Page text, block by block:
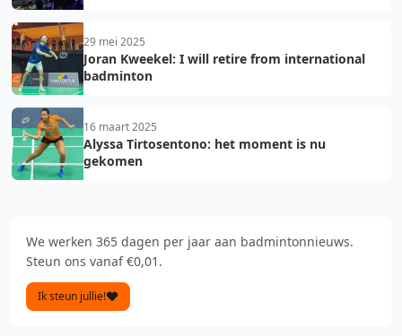
29 mei 2025
Joran Kweekel: I will retire from international
badminton
16 maart 2025
Alyssa Tirtosentono: het moment is nu
gekomen
We werken 365 dagen per jaar aan badmintonnieuws.
Steun ons vanaf €0,01.
Ik steun jullie!